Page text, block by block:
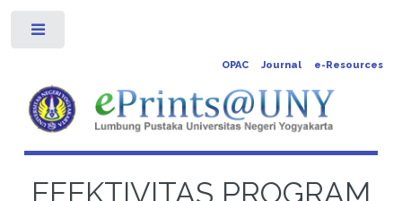
OPAC Journal e-Resources
EFEKTIVITAS PROGRAM